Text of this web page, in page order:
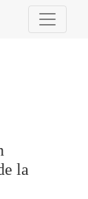
Análisis del
la